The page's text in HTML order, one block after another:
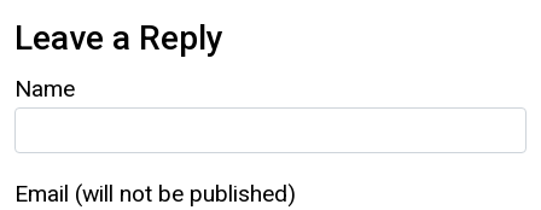
Leave a Reply
Name
Email (will not be published)